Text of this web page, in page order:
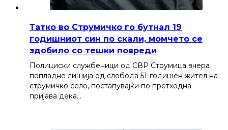
Татко во Струмичко го бутнал 19
годишниот син по скали, момчето се
здобило со тешки повреди
Полициски службеници од СВР Струмица вчера
попладне лишија од слобода 51-годишен жител на
струмичко село, постапувајќи по претходна
пријава дека…